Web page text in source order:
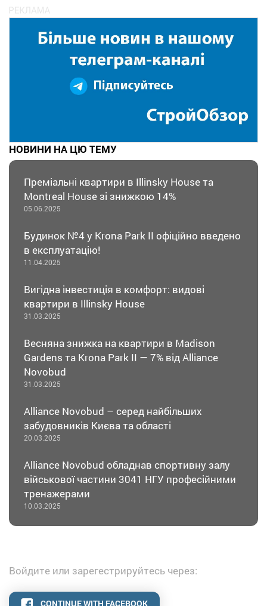
НОВИНИ НА ЦЮ ТЕМУ
Преміальні квартири в Illinsky House та
Montreal House зі знижкою 14%
05.06.2025
Будинок №4 у Krona Park II офіційно введено
в експлуатацію!
11.04.2025
Вигідна інвестиція в комфорт: видові
квартири в Illinsky House
31.03.2025
Весняна знижка на квартири в Madison
Gardens та Krona Park II — 7% від Alliance
Novobud
31.03.2025
Alliance Novobud – серед найбільших
забудовників Києва та області
20.03.2025
Alliance Novobud обладнав спортивну залу
військової частини 3041 НГУ професійними
тренажерами
10.03.2025
Войдите или зарегестрируйтесь через:
CONTINUE WITH FACEBOOK